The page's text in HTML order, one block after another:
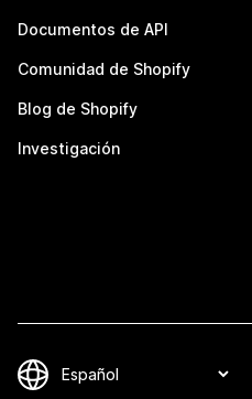
Documentos de API
Comunidad de Shopify
Blog de Shopify
Investigación